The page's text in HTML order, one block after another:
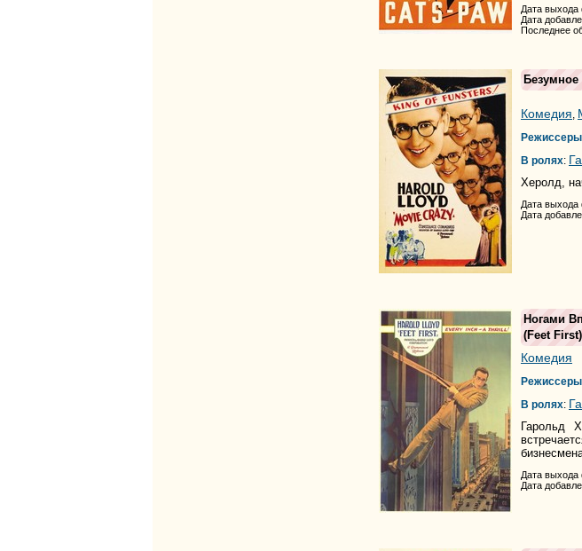
Дата
Дата
Последнее
Комедия,
Режиссеры
В ролях:
Херолд,
Дата
Дата
Ногами
(Feet First)
Комедия
Режиссеры
В ролях:
Гарольд
Дата
Дата